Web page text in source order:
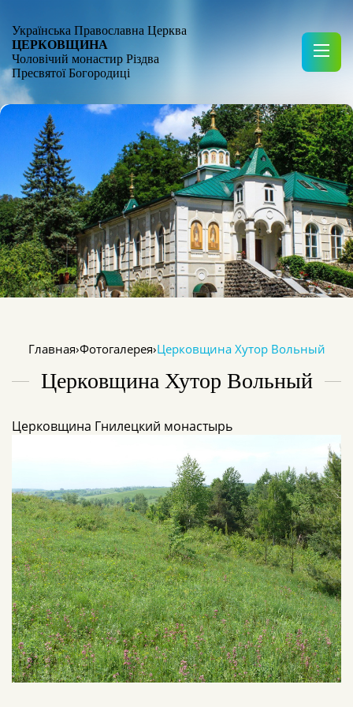
Українська Православна Церква
ЦЕРКОВЩИНА
Чоловічий монастир Різдва
Пресвятої Богородиці
Главная›Фотогалерея›Церковщина Хутор Вольный
Церковщина Хутор Вольный
Церковщина Гнилецкий монастырь